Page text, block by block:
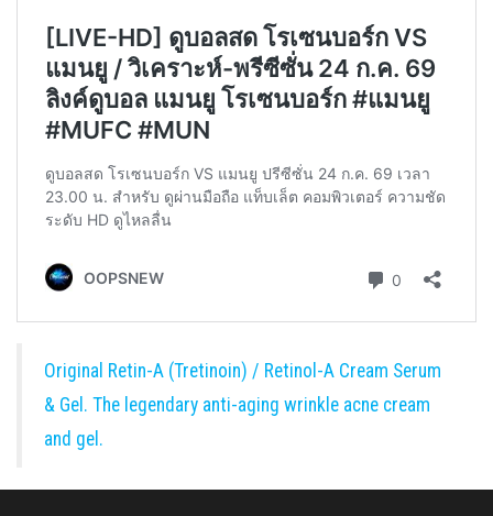
Original Retin-A (Tretinoin) / Retinol-A Cream Serum
& Gel. The legendary anti-aging wrinkle acne cream
and gel.